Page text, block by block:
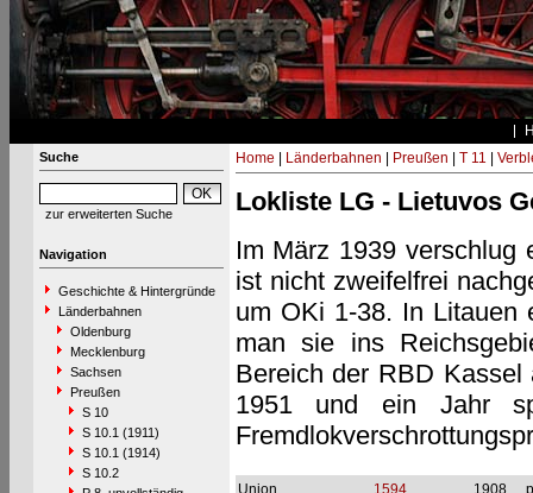
Suche
zur erweiterten Suche
Navigation
Geschichte & Hintergründe
Länderbahnen
Oldenburg
Mecklenburg
Sachsen
Preußen
S 10
S 10.1 (1911)
S 10.1 (1914)
S 10.2
Home Länderbahnen Preußen T 11
Lokliste LG - Lietuvos
Im März 1939 verschlug
ist nicht zweifelfrei
um OKi 1-38. In Litauen
man sie ins
Bereich der RBD Kassel
1951 und ein Jahr
Union 1594 1908